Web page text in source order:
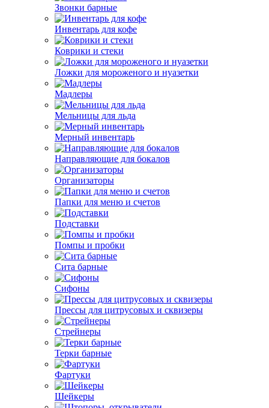
Звонки барные
Инвентарь для кофе
Коврики и стеки
Ложки для мороженого и нуазетки
Мадлеры
Мельницы для льда
Мерный инвентарь
Направляющие для бокалов
Организаторы
Папки для меню и счетов
Подставки
Помпы и пробки
Сита барные
Сифоны
Прессы для цитрусовых и сквизеры
Стрейнеры
Терки барные
Фартуки
Шейкеры